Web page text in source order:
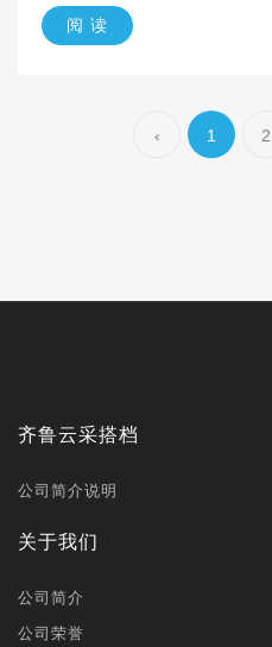
阅 读
‹ 1 2
齐鲁云采搭档
公司简介说明
关于我们
公司简介
公司荣誉